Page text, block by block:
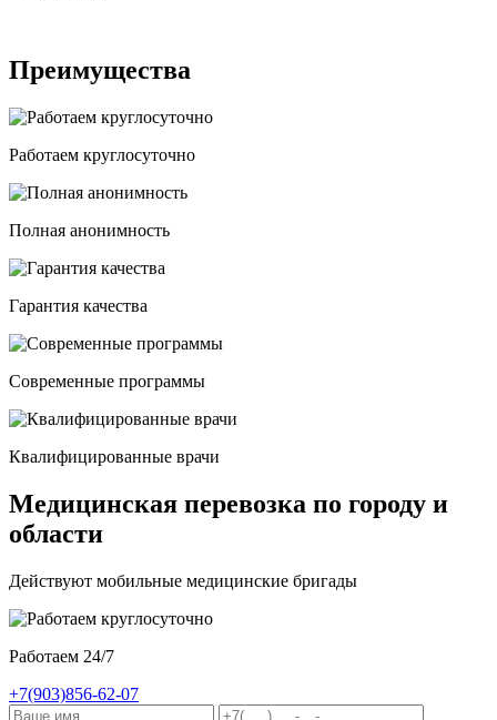
Преимущества
Работаем круглосуточно
Полная анонимность
Гарантия качества
Современные программы
Квалифицированные врачи
Медицинская перевозка по городу и
области
Действуют мобильные медицинские бригады
Работаем 24/7
+7(903)856-62-07